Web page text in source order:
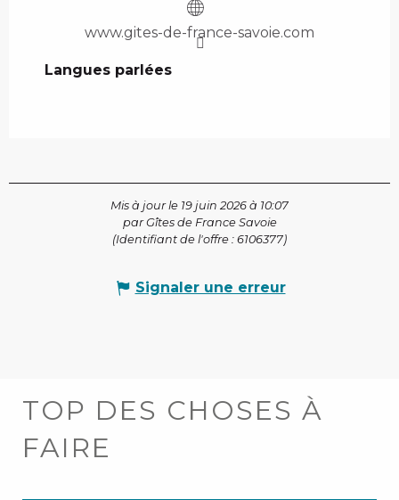
www.gites-de-france-savoie.com
Langues parlées
Langues parlées
Mis à jour le 19 juin 2026 à 10:07
par Gîtes de France Savoie
(Identifiant de l'offre : 6106377)
Signaler une erreur
TOP DES CHOSES À
FAIRE